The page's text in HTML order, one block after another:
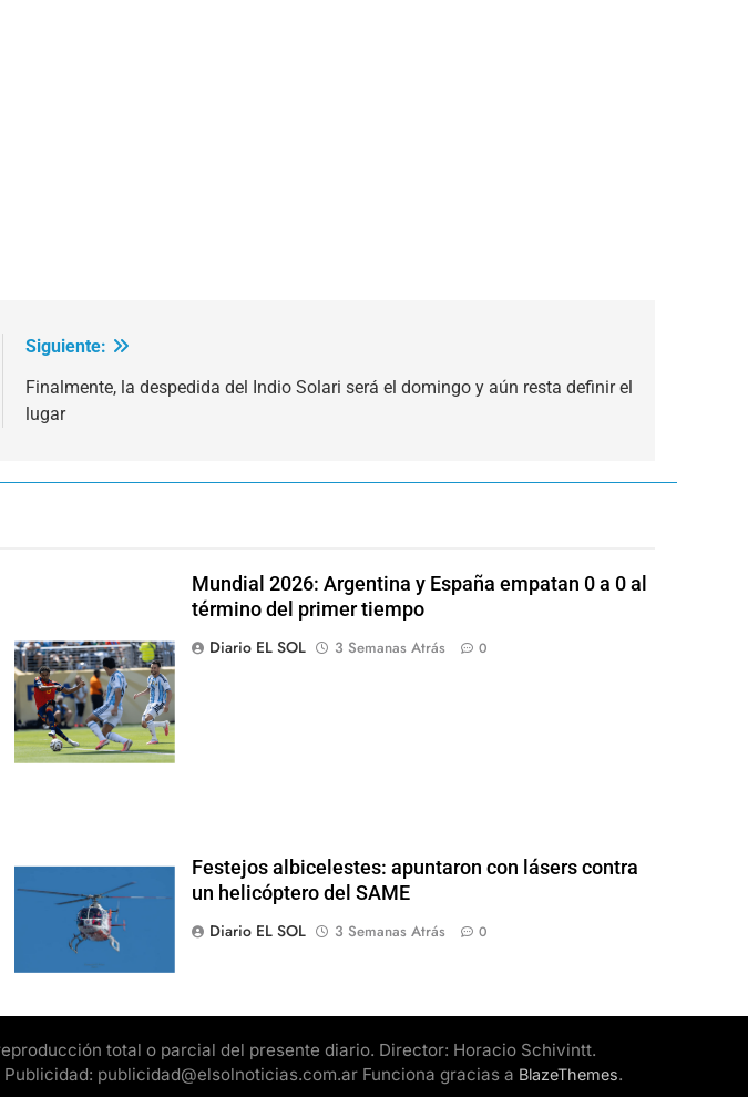
Siguiente:
Finalmente, la despedida del Indio Solari será el domingo y aún resta definir el
lugar
Mundial 2026: Argentina y España empatan 0 a 0 al
término del primer tiempo
Diario EL SOL
3 Semanas Atrás 0
Festejos albicelestes: apuntaron con lásers contra
un helicóptero del SAME
Diario EL SOL
3 Semanas Atrás 0
total o parcial del presente diario. Director: Horacio Schivintt.
publicidad@elsolnoticias.com.ar Funciona gracias a BlazeThemes.